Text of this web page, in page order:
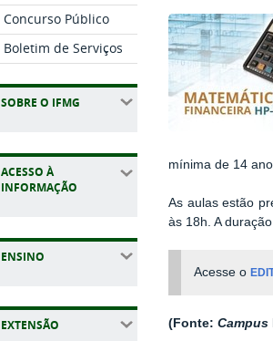
Concurso Público
Boletim de Serviços
SOBRE O IFMG
ACESSO À
INFORMAÇÃO
ENSINO
EXTENSÃO
mínima de 14
As aulas estão
às 18h. A
Acesse o
(Fonte:Campus